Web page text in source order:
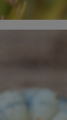
hout zich naar buiten
paren en eieren af te